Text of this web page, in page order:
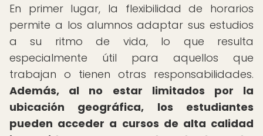
En primer lugar, la flexibilidad de horarios
permite a los alumnos adaptar sus estudios
a su ritmo de vida, lo que resulta
especialmente útil para aquellos que
trabajan o tienen otras responsabilidades.
Además, al no estar limitados por la
ubicación geográfica, los estudiantes
pueden acceder a cursos de alta calidad